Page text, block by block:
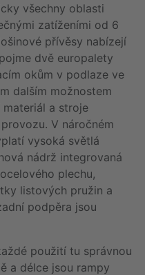
všechny oblasti
zatíženími od 6
přívěsy nabízejí
dvě europalety
okům v podlaze ve
dalším možnostem
materiál a stroje
V náročném
vysoká světlá
nádrž integrovaná
plechu,
listových pružin a
podpěra jsou
použití tu správnou
a délce jsou rampy